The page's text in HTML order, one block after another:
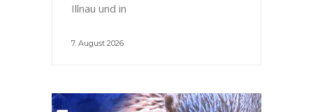
Illnau und in
7. August 2026